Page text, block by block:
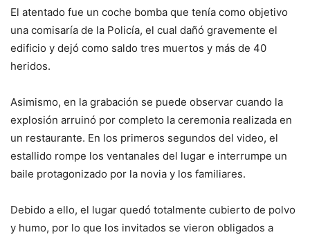
El atentado fue un coche bomba que tenía como objetivo
una comisaría de la Policía, el cual dañó gravemente el
edificio y dejó como saldo tres muertos y más de 40
heridos.
Asimismo, en la grabación se puede observar cuando la
explosión arruinó por completo la ceremonia realizada en
un restaurante. En los primeros segundos del video, el
estallido rompe los ventanales del lugar e interrumpe un
baile protagonizado por la novia y los familiares.
Debido a ello, el lugar quedó totalmente cubierto de polvo
y humo, por lo que los invitados se vieron obligados a